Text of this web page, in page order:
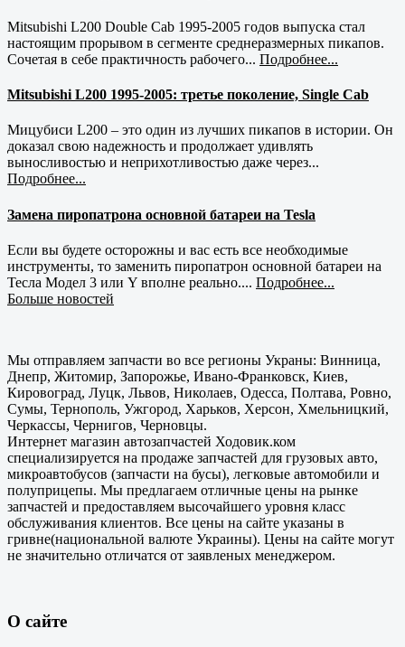
Mitsubishi L200 Double Cab 1995-2005 годов выпуска стал
настоящим прорывом в сегменте среднеразмерных пикапов.
Сочетая в себе практичность рабочего... Подробнее...
Mitsubishi L200 1995-2005: третье поколение, Single Cab
Мицубиси L200 – это один из лучших пикапов в истории. Он
доказал свою надежность и продолжает удивлять
выносливостью и неприхотливостью даже через...
Подробнее...
Замена пиропатрона основной батареи на Tesla
Если вы будете осторожны и вас есть все необходимые
инструменты, то заменить пиропатрон основной батареи на
Тесла Модел 3 или Y вполне реально.... Подробнее...
Больше новостей
Мы отправляем запчасти во все регионы Украны: Винница,
Днепр, Житомир, Запорожье, Ивано-Франковск, Киев,
Кировоград, Луцк, Львов, Николаев, Одесса, Полтава, Ровно,
Сумы, Тернополь, Ужгород, Харьков, Херсон, Хмельницкий,
Черкассы, Чернигов, Черновцы.
Интернет магазин автозапчастей Ходовик.ком
специализируется на продаже запчастей для грузовых авто,
микроавтобусов (запчасти на бусы), легковые автомобили и
полуприцепы. Мы предлагаем отличные цены на рынке
запчастей и предоставляем высочайшего уровня класс
обслуживания клиентов. Все цены на сайте указаны в
гривне(национальной валюте Украины). Цены на сайте могут
не значительно отличатся от заявленых менеджером.
О сайте